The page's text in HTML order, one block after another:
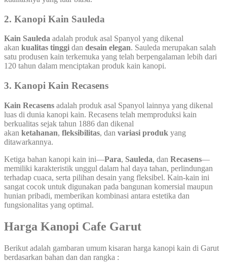
2. Kanopi Kain Sauleda
Kain Sauleda adalah produk asal Spanyol yang dikenal
akan kualitas tinggi dan desain elegan. Sauleda merupakan salah
satu produsen kain terkemuka yang telah berpengalaman lebih dari
120 tahun dalam menciptakan produk kain kanopi.
3. Kanopi Kain Recasens
Kain Recasens adalah produk asal Spanyol lainnya yang dikenal
luas di dunia kanopi kain. Recasens telah memproduksi kain
berkualitas sejak tahun 1886 dan dikenal
akan ketahanan, fleksibilitas, dan variasi produk yang
ditawarkannya.
Ketiga bahan kanopi kain ini—Para, Sauleda, dan Recasens—
memiliki karakteristik unggul dalam hal daya tahan, perlindungan
terhadap cuaca, serta pilihan desain yang fleksibel. Kain-kain ini
sangat cocok untuk digunakan pada bangunan komersial maupun
hunian pribadi, memberikan kombinasi antara estetika dan
fungsionalitas yang optimal.
Harga Kanopi Cafe Garut
Berikut adalah gambaran umum kisaran harga kanopi kain di Garut
berdasarkan bahan dan dan rangka :